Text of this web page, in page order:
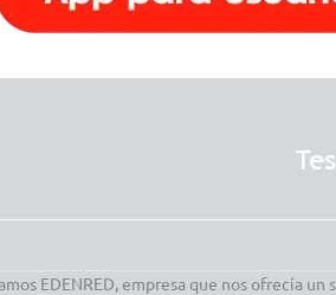
EDENRED, empresa que nos ofrecía